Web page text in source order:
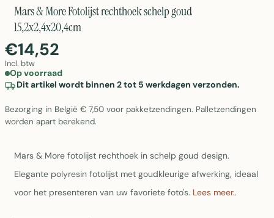
Mars & More Fotolijst rechthoek schelp goud
15,2x2,4x20,4cm
€14,52
Incl. btw
Op voorraad
Dit artikel wordt binnen 2 tot 5 werkdagen verzonden.
Bezorging in België € 7,50 voor pakketzendingen. Palletzendingen
worden apart berekend.
Mars & More fotolijst rechthoek in schelp goud design.
Elegante polyresin fotolijst met goudkleurige afwerking, ideaal
voor het presenteren van uw favoriete foto's. Lees meer..